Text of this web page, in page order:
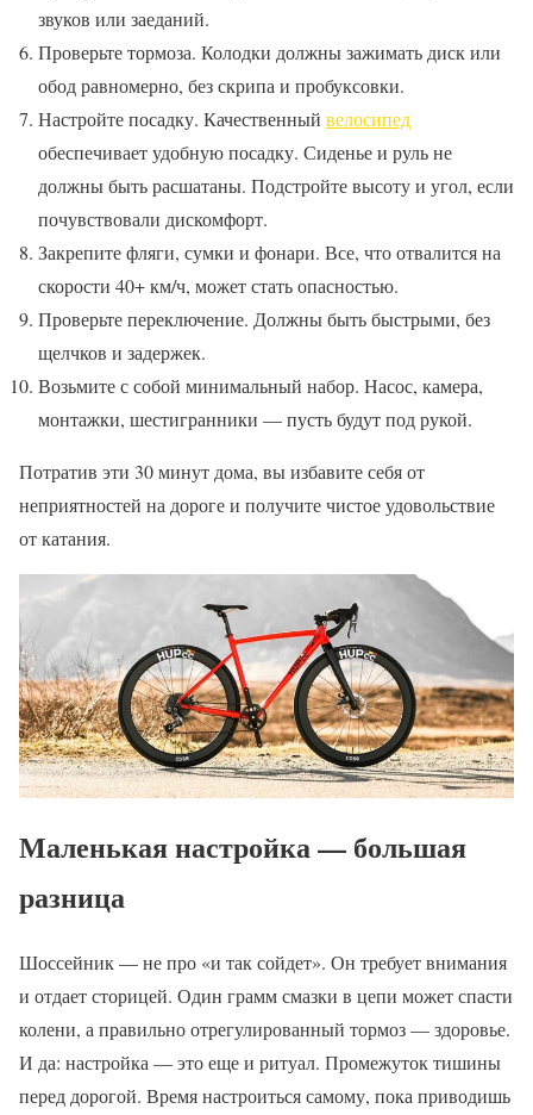
звуков или заеданий.
Проверьте тормоза. Колодки должны зажимать диск или
обод равномерно, без скрипа и пробуксовки.
Настройте посадку. Качественный велосипед
обеспечивает удобную посадку. Сиденье и руль не
должны быть расшатаны. Подстройте высоту и угол, если
почувствовали дискомфорт.
Закрепите фляги, сумки и фонари. Все, что отвалится на
скорости 40+ км/ч, может стать опасностью.
Проверьте переключение. Должны быть быстрыми, без
щелчков и задержек.
Возьмите с собой минимальный набор. Насос, камера,
монтажки, шестигранники — пусть будут под рукой.
Потратив эти 30 минут дома, вы избавите себя от
неприятностей на дороге и получите чистое удовольствие
от катания.
Маленькая настройка — большая
разница
Шоссейник — не про «и так сойдет». Он требует внимания
и отдает сторицей. Один грамм смазки в цепи может спасти
колени, а правильно отрегулированный тормоз — здоровье.
И да: настройка — это еще и ритуал. Промежуток тишины
перед дорогой. Время настроиться самому, пока приводишь